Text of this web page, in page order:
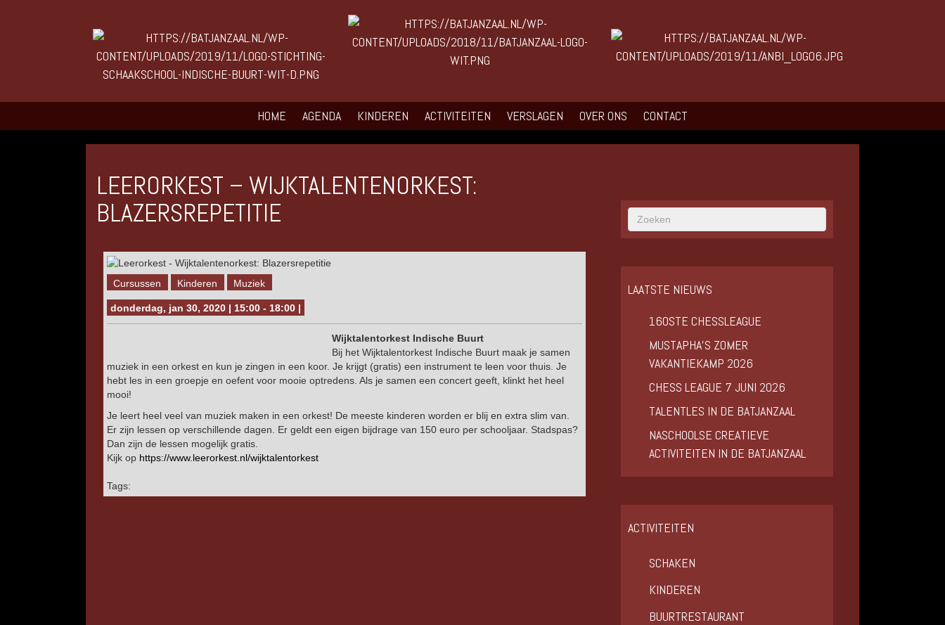
HOME AGENDA KINDEREN ACTIVITEITEN VERSLAGEN OVER ONS CONTACT
LEERORKEST – WIJKTALENTENORKEST:
BLAZERSREPETITIE
Cursussen Kinderen Muziek
donderdag, jan 30, 2020 | 15:00 - 18:00 |
Wijktalentorkest Indische Buurt
Bij het Wijktalentorkest Indische Buurt maak je samen
muziek in een orkest en kun je zingen in een koor. Je krijgt (gratis) een instrument te leen voor thuis. Je
hebt les in een groepje en oefent voor mooie optredens. Als je samen een concert geeft, klinkt het heel
mooi!
Je leert heel veel van muziek maken in een orkest! De meeste kinderen worden er blij en extra slim van.
Er zijn lessen op verschillende dagen. Er geldt een eigen bijdrage van 150 euro per schooljaar. Stadspas?
Dan zijn de lessen mogelijk gratis.
Kijk op https://www.leerorkest.nl/wijktalentorkest
Tags:
LAATSTE NIEUWS
160STE CHESSLEAGUE
MUSTAPHA’S ZOMER
VAKANTIEKAMP 2026
CHESS LEAGUE 7 JUNI 2026
TALENTLES IN DE BATJANZAAL
NASCHOOLSE CREATIEVE
ACTIVITEITEN IN DE BATJANZAAL
ACTIVITEITEN
SCHAKEN
KINDEREN
BUURTRESTAURANT